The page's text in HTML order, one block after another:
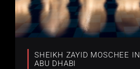
SHEIKH ZAYID MOSCHEE IN
ABU DHABI